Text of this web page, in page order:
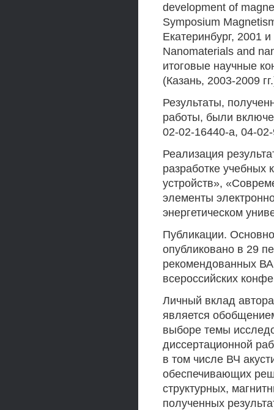
development of
Symposium
Екатеринбург, 2001
Nanomaterials and
итоговые научные
(Казань, 2003-2009
Результаты,
работы, были
02-02-16440-а, 04-
Реализация
разработке учебных
устройств»,
элементы
энергетическом
Публикации.
опубликовано в 29
рекомендованных
всероссийских
Личный вклад
является
выборе темы
диссертационной
в том числе ВЧ
обеспечивающих
структурных,
полученных